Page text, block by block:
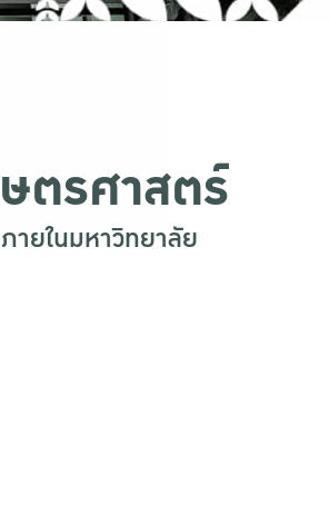
ตรศาสตร์
ายในมหาวิทยาลัย